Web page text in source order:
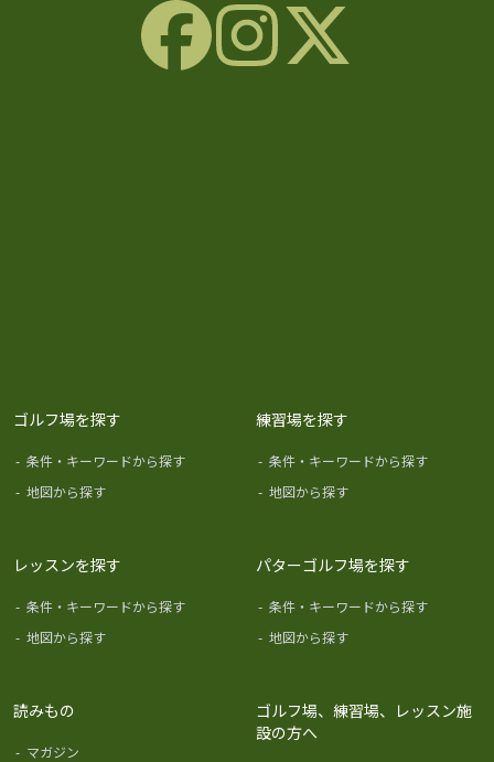
ゴルフ場を探す
- 条件・キーワードから探す
- 地図から探す
練習場を探す
- 条件・キーワードから探す
- 地図から探す
レッスンを探す
- 条件・キーワードから探す
- 地図から探す
パターゴルフ場を探す
- 条件・キーワードから探す
- 地図から探す
読みもの
- マガジン
ゴルフ場、練習場、レッスン施
設の方へ